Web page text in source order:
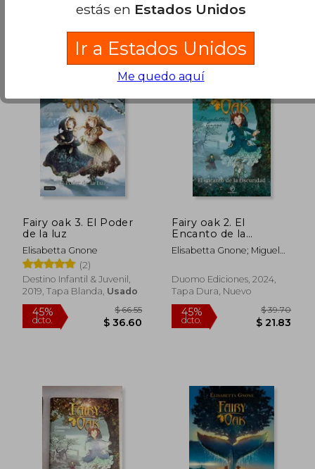
45%
dcto.
$ 42.50 45%
dcto.
Fairy oak 3. El Poder
de la luz
Elisabetta Gnone
(2)
Destino Infantil & Juvenil,
2019, Tapa Blanda, Usado
Fairy oak 2. El
Encanto de la
Oscuridad
Elisabetta Gnone; Miguel
Duomo Ediciones, 2024,
Tapa Dura, Nuevo
estás en Estados Unidos
Ir a Estados Unidos
Me quedo aquí